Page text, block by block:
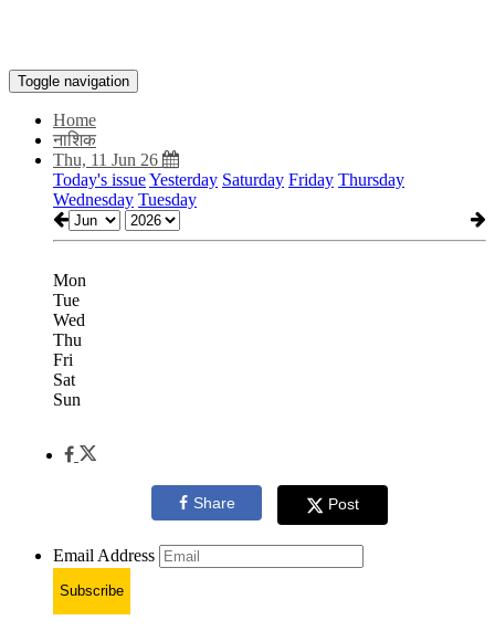
Toggle navigation
Home
नाशिक
Thu, 11 Jun 26
Today's issueYesterday Saturday Friday Thursday
Wednesday Tuesday
Mon
Tue
Wed
Thu
Fri
Sat
Sun
Share Post
Email Address
Subscribe